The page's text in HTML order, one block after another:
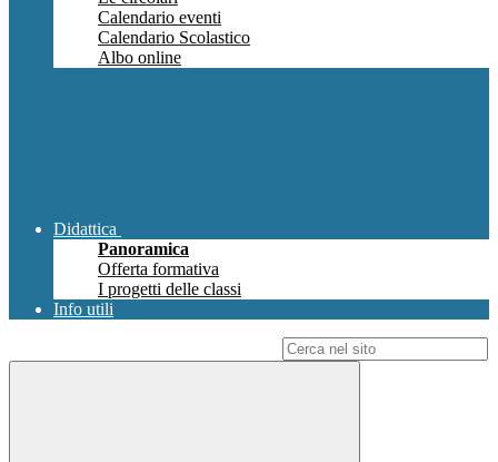
Calendario eventi
Calendario Scolastico
Albo online
Didattica
Panoramica
Offerta formativa
I progetti delle classi
Info utili